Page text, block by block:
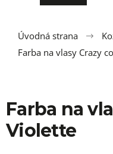
Úvodná strana
Farba na vlasy Crazy
Farba na
Violette
e
j
e
t